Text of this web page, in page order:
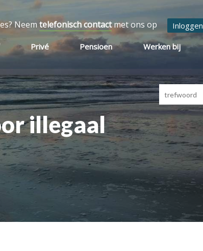
Neem telefonisch contactmet ons op Inloggen
Privé Pensioen Werken bij
illegaal